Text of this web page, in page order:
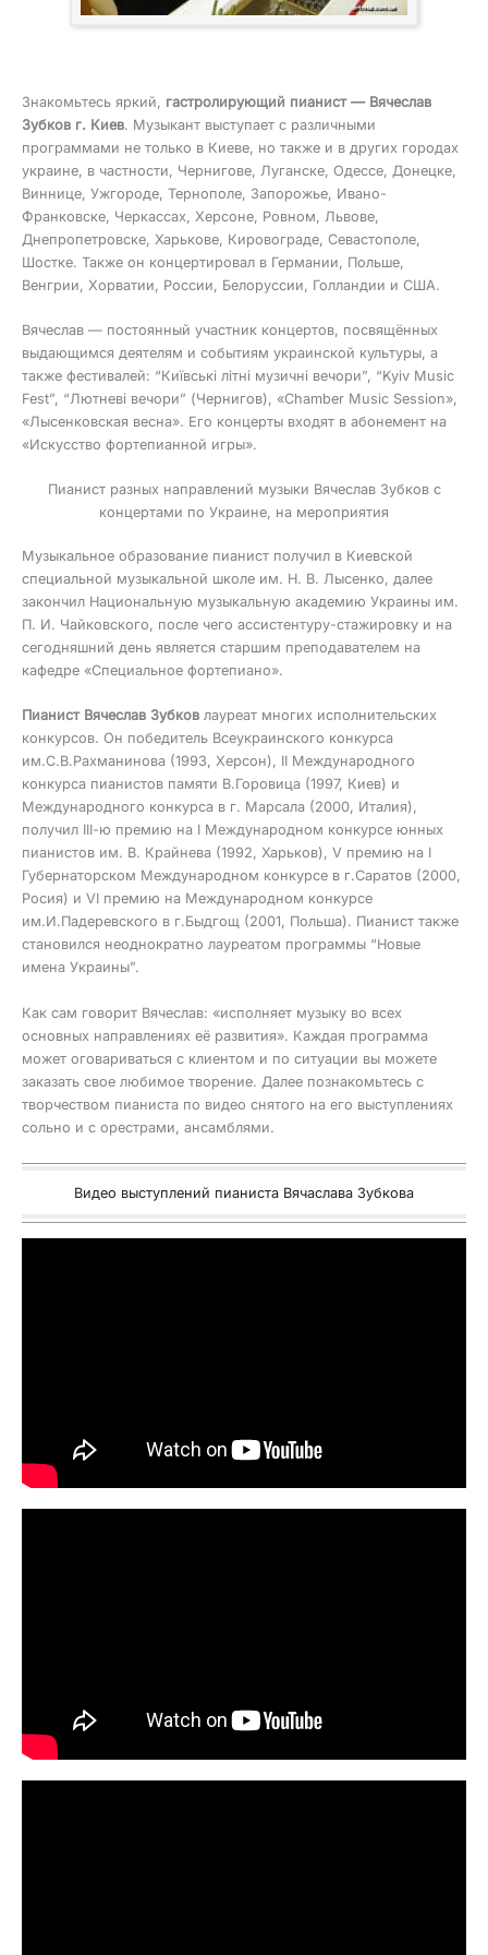
Знакомьтесь яркий, гастролирующий пианист — Вячеслав
Зубков г. Киев. Музыкант выступает с различными
программами не только в Киеве, но также и в других городах
украине, в частности, Чернигове, Луганске, Одессе, Донецке,
Виннице, Ужгороде, Тернополе, Запорожье, Ивано-
Франковске, Черкассах, Херсоне, Ровном, Львове,
Днепропетровске, Харькове, Кировограде, Севастополе,
Шостке. Также он концертировал в Германии, Польше,
Венгрии, Хорватии, России, Белоруссии, Голландии и США.
Вячеслав — постоянный участник концертов, посвящённых
выдающимся деятелям и событиям украинской культуры, а
также фестивалей: “Київські літні музичні вечори”, “Kyiv Music
Fest”, “Лютневі вечори” (Чернигов), «Chamber Music Session»,
«Лысенковская весна». Его концерты входят в абонемент на
«Искусство фортепианной игры».
Пианист разных направлений музыки Вячеслав Зубков с
концертами по Украине, на мероприятия
Музыкальное образование пианист получил в Киевской
специальной музыкальной школе им. Н. В. Лысенко, далее
закончил Национальную музыкальную академию Украины им.
П. И. Чайковского, после чего ассистентуру-стажировку и на
сегодняшний день является старшим преподавателем на
кафедре «Специальное фортепиано».
Пианист Вячеслав Зубков лауреат многих исполнительских
конкурсов. Он победитель Всеукраинского конкурса
им.С.В.Рахманинова (1993, Херсон), ІІ Международного
конкурса пианистов памяти В.Горовица (1997, Киев) и
Международного конкурса в г. Марсала (2000, Италия),
получил ІІІ-ю премию на І Международном конкурсе юнных
пианистов им. В. Крайнева (1992, Харьков), V премию на І
Губернаторском Международном конкурсе в г.Саратов (2000,
Росия) и VІ премию на Международном конкурсе
им.И.Падеревского в г.Быдгощ (2001, Польша). Пианист также
становился неоднократно лауреатом программы “Новые
имена Украины”.
Как сам говорит Вячеслав: «исполняет музыку во всех
основных направлениях её развития». Каждая программа
может оговариваться с клиентом и по ситуации вы можете
заказать свое любимое творение. Далее познакомьтесь с
творчеством пианиста по видео снятого на его выступлениях
сольно и с орестрами, ансамблями.
Видео выступлений пианиста Вячаслава Зубкова